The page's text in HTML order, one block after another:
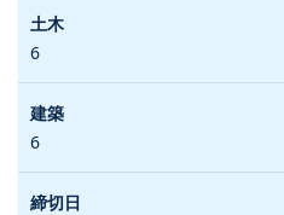
6
6